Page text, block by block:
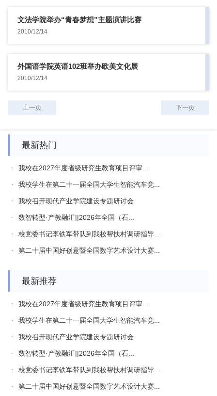
文法学院举办“青春梦想”主题演讲比赛
2010/12/14
外国语学院英语102班举办欧美文化展
2010/12/14
上一页 下一页
最新热门
我校在2027年度省级研究生教育项目评审...
我校学生在第二十一届全国大学生智能汽车竞...
我校召开现代产业学院建设专题研讨会
数智转型·产教融汇||2026年全国（石...
校党委书记李铁军带队到我校帮扶村调研指导...
第二十届中国好创意暨全国数字艺术设计大赛...
最新推荐
我校在2027年度省级研究生教育项目评审...
我校学生在第二十一届全国大学生智能汽车竞...
我校召开现代产业学院建设专题研讨会
数智转型·产教融汇||2026年全国（石...
校党委书记李铁军带队到我校帮扶村调研指导...
第二十届中国好创意暨全国数字艺术设计大赛...